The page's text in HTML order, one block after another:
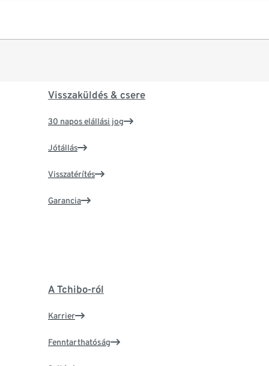
Visszaküldés & csere
30 napos elállási jog
Jótállás
Visszatérítés
Garancia
A Tchibo-ról
Karrier
Fenntarthatóság